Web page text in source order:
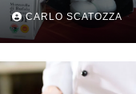
CARLO SCATOZZA